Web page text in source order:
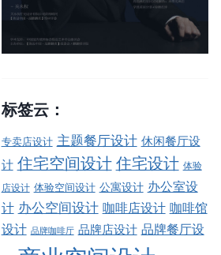
标签云：
专卖店设计 主题餐厅设计 休闲餐厅设
计 住宅空间设计 住宅设计 体验
店设计 体验空间设计 公寓设计 办公室设
计 办公空间设计 咖啡店设计 咖啡馆
设计 品牌咖啡厅 品牌店设计 品牌餐厅设